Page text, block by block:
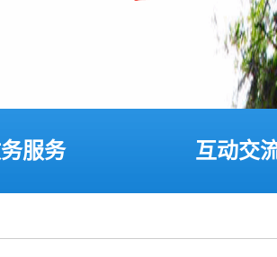
服务 互动交